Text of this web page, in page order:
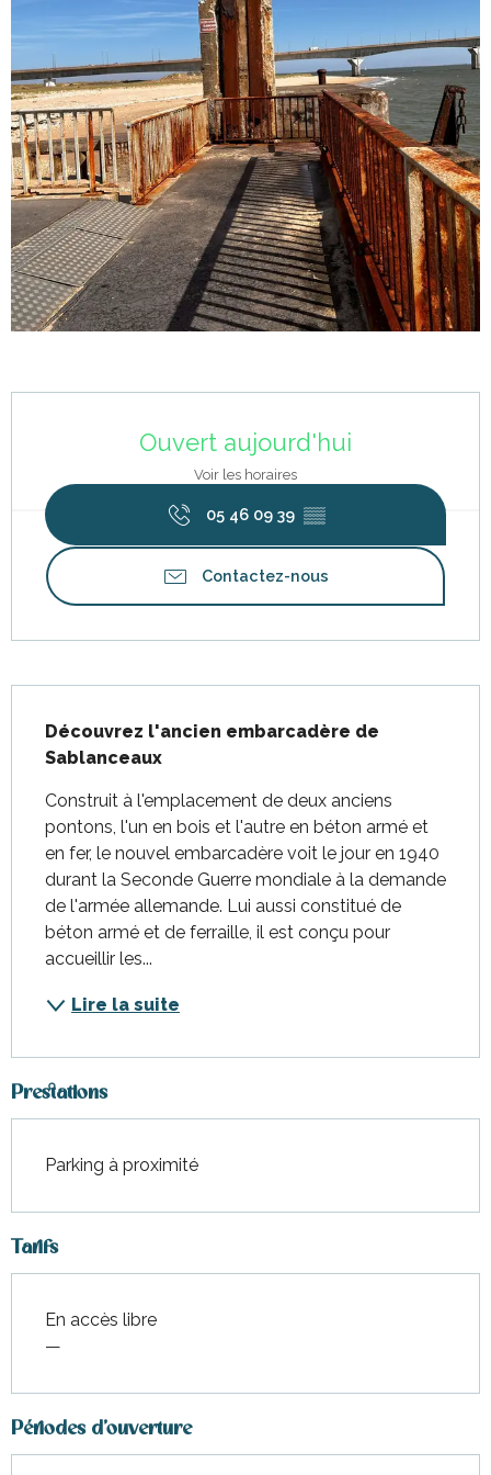
Ouvert aujourd'hui
Voir les horaires
05 46 09 39 ▒▒
Contactez-nous
Découvrez l'ancien embarcadère de
Sablanceaux
Construit à l'emplacement de deux anciens
pontons, l'un en bois et l'autre en béton armé et
en fer, le nouvel embarcadère voit le jour en 1940
durant la Seconde Guerre mondiale à la demande
de l'armée allemande. Lui aussi constitué de
béton armé et de ferraille, il est conçu pour
accueillir les...
Lire la suite
Prestations
Parking à proximité
Tarifs
En accès libre
—
Périodes d'ouverture